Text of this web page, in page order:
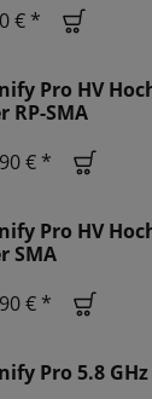
€ *
Pro HV
RP-SMA
€ *
Pro HV
SMA
€ *
Pro 5.8